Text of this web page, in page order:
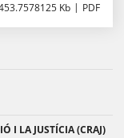
Kb PDF
I LA JUSTÍCIA (CRAJ)